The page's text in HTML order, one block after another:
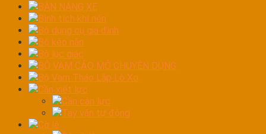
BÀN NÁNG XE
Bình tích khí nén
Bộ dụng cụ gia đình
Bộ kéo nắn
Bộ lục giác
BỘ VAM CẢO MỞ CHUYÊN DỤNG
Bộ Vam Tháo Lắp Lò Xo
Cần xiết lực
Cần cân lực
Tay vặn tự động
Cờ lê